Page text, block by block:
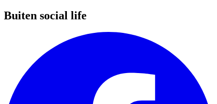
Buiten social life